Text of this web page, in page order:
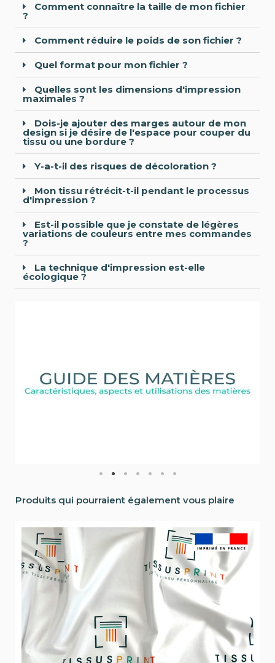
Comment connaître la taille de mon fichier
?
Comment réduire le poids de son fichier ?
Quel format pour mon fichier ?
Quelles sont les dimensions d'impression
maximales ?
Dois-je ajouter des marges autour de mon
design si je désire de l'espace pour couper du
tissu ou une bordure ?
Y-a-t-il des risques de décoloration ?
Mon tissu rétrécit-t-il pendant le processus
d'impression ?
Est-il possible que je constate de légères
variations de couleurs entre mes commandes
?
La technique d'impression est-elle
écologique ?
Produits qui pourraient également vous plaire